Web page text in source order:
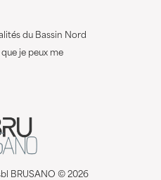
du Bassin Nord
je peux me
BRUSANO © 2026